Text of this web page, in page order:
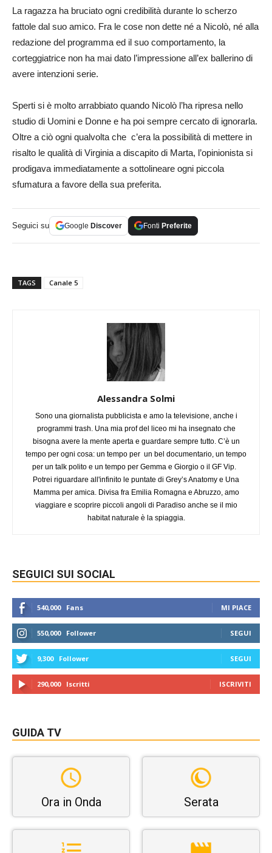
La ragazza ha bruciato ogni credibilità durante lo scherzo
fattole dal suo amico. Fra le cose non dette né a Nicolò, né alla
redazione del programma ed il suo comportamento, la
corteggiatrice non ha mai dato l’impressione all’ex ballerino di
avere intenzioni serie.
Sperti si è molto arrabbiato quando Nicolò l’ha ripresa nello
studio di Uomini e Donne e ha poi sempre cercato di ignorarla.
Oltre a ciò ogni qualvolta che c’era la possibilità di mettere in
risalto le qualità di Virginia a discapito di Marta, l’opinionista si
prodigava immediatamente a sottolineare ogni piccola
sfumatura a favore della sua preferita.
Seguici su Google Discover Fonti Preferite
TAGS Canale 5
Alessandra Solmi
Sono una giornalista pubblicista e amo la televisione, anche i
programmi trash. Una mia prof del liceo mi ha insegnato che
bisogna avere la mente aperta e guardare sempre tutto. C’è un
tempo per ogni cosa: un tempo per un bel documentario, un tempo
per un talk polito e un tempo per Gemma e Giorgio o il GF Vip.
Potrei riguardare all'infinito le puntate di Grey’s Anatomy e Una
Mamma per amica. Divisa fra Emilia Romagna e Abruzzo, amo
viaggiare e scoprire piccoli angoli di Paradiso anche se il mio
habitat naturale è la spiaggia.
SEGUICI SUI SOCIAL
540,000 Fans MI PIACE
550,000 Follower SEGUI
9,300 Follower SEGUI
290,000 Iscritti ISCRIVITI
GUIDA TV
Ora in Onda Serata